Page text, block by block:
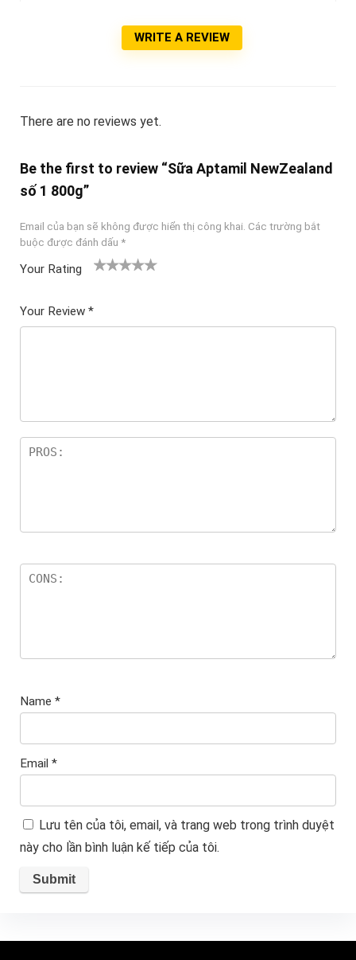
WRITE A REVIEW
There are no reviews yet.
Be the first to review “Sữa Aptamil NewZealand
số 1 800g”
Email của bạn sẽ không được hiển thị công khai. Các trường bắt
buộc được đánh dấu *
Your Rating
ê
5
Your Review *
Name *
Email *
Lưu tên của tôi, email, và trang web trong trình duyệt
này cho lần bình luận kế tiếp của tôi.